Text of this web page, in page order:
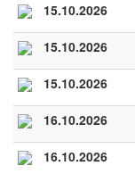
15.10.2026
15.10.2026
15.10.2026
16.10.2026
16.10.2026